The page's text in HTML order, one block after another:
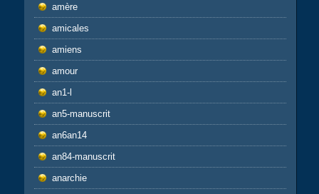
amère
amicales
amiens
amour
an1-l
an5-manuscrit
an6an14
an84-manuscrit
anarchie